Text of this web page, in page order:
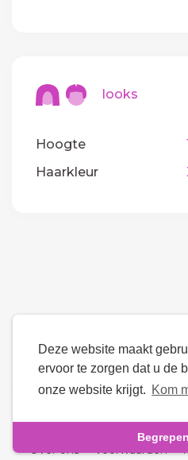
Deze website maakt
ervoor te zorgen dat u de
onze website krijgt. Kom
looks
Hoogte
Haarkleur
Over ons-Voorwaarden-